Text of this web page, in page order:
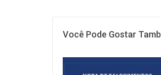
Você Pode Gostar